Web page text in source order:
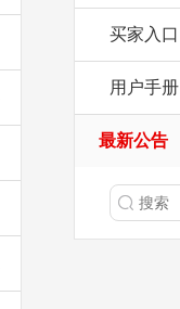
买家入口
用户手册
最新公告